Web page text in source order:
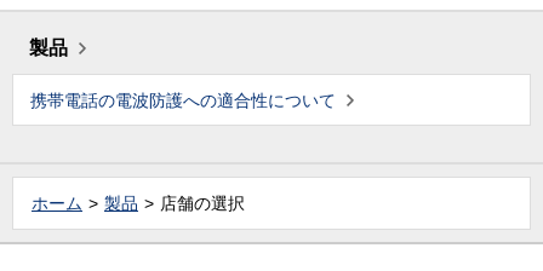
製品
携帯電話の電波防護への適合性について
ホーム 製品 店舗の選択